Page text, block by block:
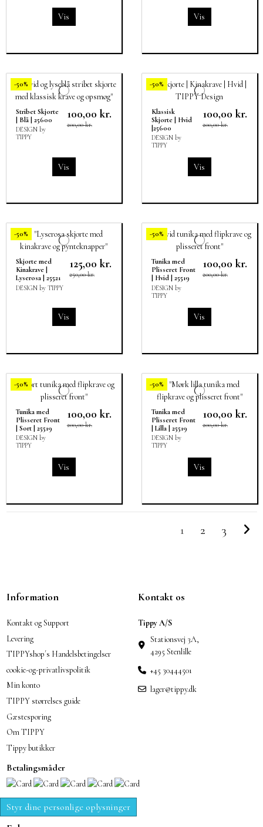
Vis Vis
-50%
Stribet Skjorte
| Blå | 25600
DESIGN by
TIPPY
100,00 kr.
200,00 kr.
Vis
-50%
Klassisk
Skjorte | Hvid
|25600
DESIGN by
TIPPY
100,00 kr.
200,00 kr.
Vis
-50%
Skjorte med
Kinakrave |
Lyserosa | 25521
DESIGN by TIPPY
125,00 kr.
250,00 kr.
Vis
-50%
Tunika med
Plisseret Front
| Hvid | 25519
DESIGN by
TIPPY
100,00 kr.
200,00 kr.
Vis
-50%
Tunika med
Plisseret Front
| Sort | 25519
DESIGN by
TIPPY
100,00 kr.
200,00 kr.
Vis
-50%
Tunika med
Plisseret Front
| Lilla | 25519
DESIGN by
TIPPY
100,00 kr.
200,00 kr.
Vis
1 2 3
Information
Kontakt og Support
Levering
TIPPYshop´s Handelsbetingelser
cookie-og-privatlivspolitik
Min konto
TIPPY størrelses guide
Gæstesporing
Om TIPPY
Tippy butikker
Kontakt os
Tippy A/S
Stationsvej 3A,
4295 Stenlille
+45 30444501
lager@tippy.dk
Betalingsmåder
Styr dine personlige oplysninger